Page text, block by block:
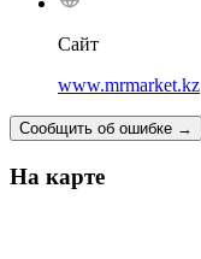
Сайт
www.mrmarket.kz
Сообщить об ошибке →
На карте